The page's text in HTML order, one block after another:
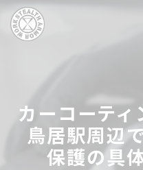
カーコーティ
鳥居駅周辺
保護の具